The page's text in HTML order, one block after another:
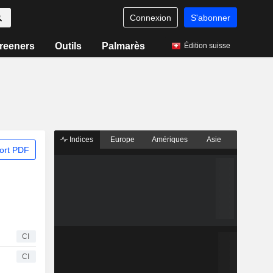
Connexion S'abonner
Outils Palmarès Édition suisse
PDF
CI
CI
Indices Europe Amériques Asie